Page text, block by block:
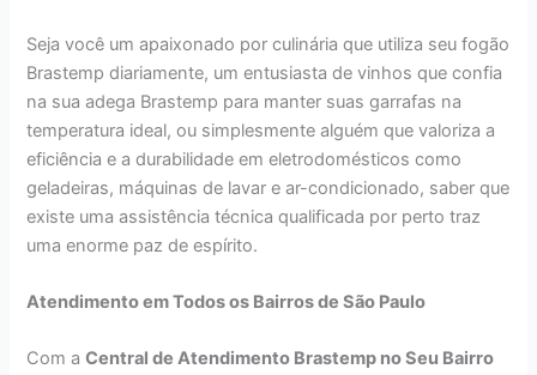
Seja você um apaixonado por culinária que utiliza seu fogão
Brastemp diariamente, um entusiasta de vinhos que confia
na sua adega Brastemp para manter suas garrafas na
temperatura ideal, ou simplesmente alguém que valoriza a
eficiência e a durabilidade em eletrodomésticos como
geladeiras, máquinas de lavar e ar-condicionado, saber que
existe uma assistência técnica qualificada por perto traz
uma enorme paz de espírito.
Atendimento em Todos os Bairros de São Paulo
Com aCentral de Atendimento Brastemp no Seu Bairro